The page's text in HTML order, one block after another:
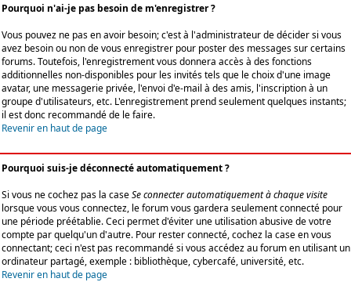
Pourquoi n'ai-je pas besoin de m'enregistrer ?
Vous pouvez ne pas en avoir besoin; c'est à l'administrateur de décider si vous
avez besoin ou non de vous enregistrer pour poster des messages sur certains
forums. Toutefois, l'enregistrement vous donnera accès à des fonctions
additionnelles non-disponibles pour les invités tels que le choix d'une image
avatar, une messagerie privée, l'envoi d'e-mail à des amis, l'inscription à un
groupe d'utilisateurs, etc. L'enregistrement prend seulement quelques instants;
il est donc recommandé de le faire.
Revenir en haut de page
Pourquoi suis-je déconnecté automatiquement ?
Si vous ne cochez pas la caseSe connecter automatiquement à chaque visite
lorsque vous vous connectez, le forum vous gardera seulement connecté pour
une période préétablie. Ceci permet d'éviter une utilisation abusive de votre
compte par quelqu'un d'autre. Pour rester connecté, cochez la case en vous
connectant; ceci n'est pas recommandé si vous accédez au forum en utilisant un
ordinateur partagé, exemple : bibliothèque, cybercafé, université, etc.
Revenir en haut de page